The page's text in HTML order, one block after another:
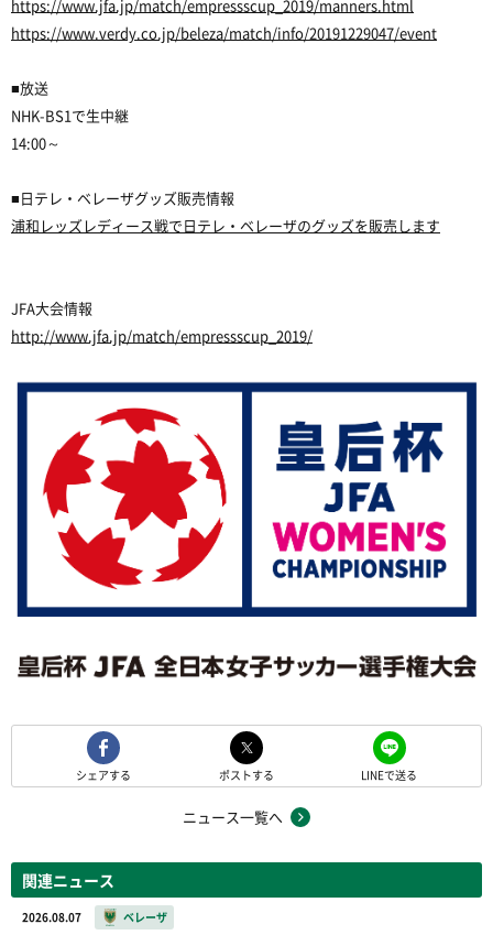
https://www.jfa.jp/match/empressscup_2019/manners.html
https://www.verdy.co.jp/beleza/match/info/20191229047/event
■放送
NHK-BS1で生中継
14:00～
■日テレ・ベレーザグッズ販売情報
浦和レッズレディース戦で日テレ・ベレーザのグッズを販売します
JFA大会情報
http://www.jfa.jp/match/empressscup_2019/
シェアする ポストする LINEで送る
ニュース一覧へ
関連ニュース
2026.08.07 ベレーザ